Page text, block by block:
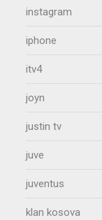
instagram
iphone
itv4
joyn
justin tv
juve
juventus
klan kosova